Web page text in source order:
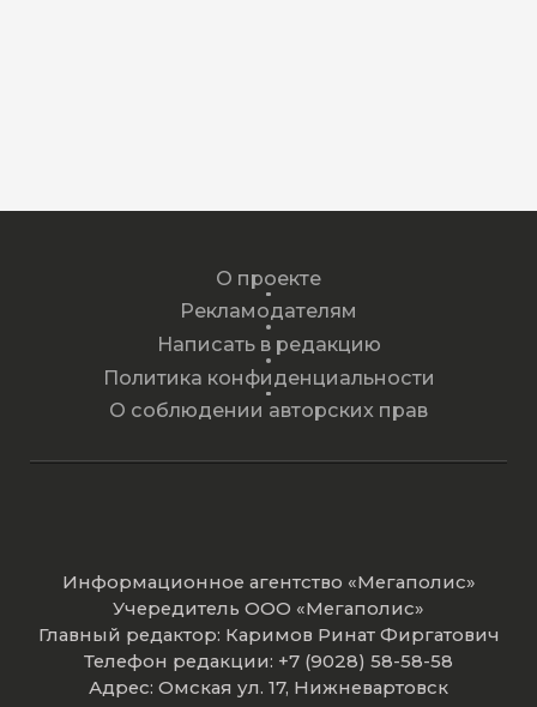
О проекте
Рекламодателям
Написать в редакцию
Политика конфиденциальности
О соблюдении авторских прав
Информационное агентство «Мегаполис»
Учередитель ООО «Мегаполис»
Главный редактор: Каримов Ринат Фиргатович
Телефон редакции: +7 (9028) 58-58-58
Адрес: Омская ул. 17, Нижневартовск